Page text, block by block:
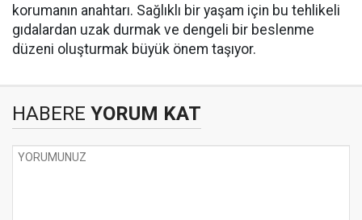
korumanın anahtarı. Sağlıklı bir yaşam için bu tehlikeli
gıdalardan uzak durmak ve dengeli bir beslenme
düzeni oluşturmak büyük önem taşıyor.
HABERE YORUM KAT